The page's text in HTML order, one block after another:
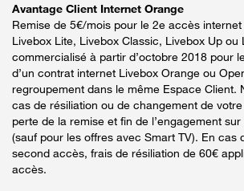
Avantage Client Internet Orange
Remise de 5€/mois pour le 2e accès
Livebox Lite, Livebox Classic, Livebox Up ou
commercialisé à partir d’octobre 2018 pour
d’un contrat internet Livebox Orange ou
regroupement dans le même Espace Client.
cas de résiliation ou de changement de
perte de la remise et fin de l’engagement
(sauf pour les offres avec Smart TV). En cas
second accès, frais de résiliation de 60€
accès.